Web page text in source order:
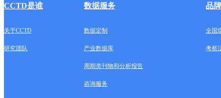
CCTD是谁 数据服务 品
关于CCTD 数据定制 全国
研究团队 产业数据库 考察
周期类刊物和分析报告
咨询服务